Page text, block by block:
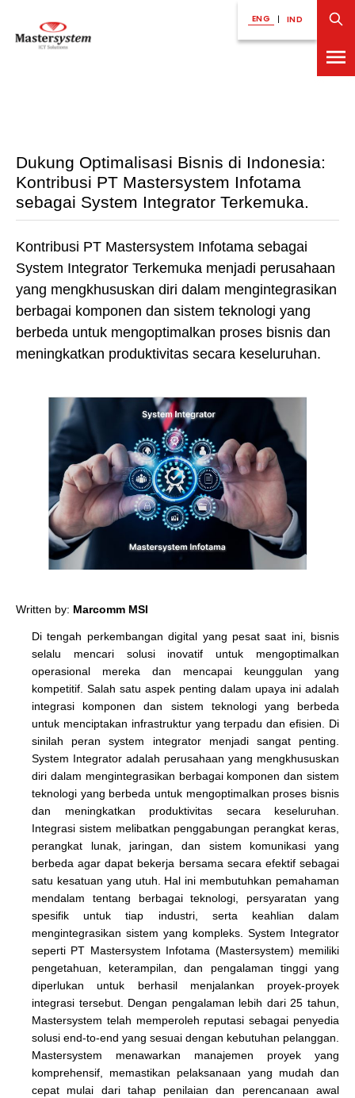
ENG | IND
Dukung Optimalisasi Bisnis di Indonesia:
Kontribusi PT Mastersystem Infotama
sebagai System Integrator Terkemuka.
Kontribusi PT Mastersystem Infotama sebagai
System Integrator Terkemuka menjadi perusahaan
yang mengkhususkan diri dalam mengintegrasikan
berbagai komponen dan sistem teknologi yang
berbeda untuk mengoptimalkan proses bisnis dan
meningkatkan produktivitas secara keseluruhan.
Written by: Marcomm MSI
Di tengah perkembangan digital yang pesat saat ini, bisnis
selalu mencari solusi inovatif untuk mengoptimalkan
operasional mereka dan mencapai keunggulan yang
kompetitif. Salah satu aspek penting dalam upaya ini adalah
integrasi komponen dan sistem teknologi yang berbeda
untuk menciptakan infrastruktur yang terpadu dan efisien. Di
sinilah peran system integrator menjadi sangat penting.
System Integrator adalah perusahaan yang mengkhususkan
diri dalam mengintegrasikan berbagai komponen dan sistem
teknologi yang berbeda untuk mengoptimalkan proses bisnis
dan meningkatkan produktivitas secara keseluruhan.
Integrasi sistem melibatkan penggabungan perangkat keras,
perangkat lunak, jaringan, dan sistem komunikasi yang
berbeda agar dapat bekerja bersama secara efektif sebagai
satu kesatuan yang utuh. Hal ini membutuhkan pemahaman
mendalam tentang berbagai teknologi, persyaratan yang
spesifik untuk tiap industri, serta keahlian dalam
mengintegrasikan sistem yang kompleks. System Integrator
seperti PT Mastersystem Infotama (Mastersystem) memiliki
pengetahuan, keterampilan, dan pengalaman tinggi yang
diperlukan untuk berhasil menjalankan proyek-proyek
integrasi tersebut. Dengan pengalaman lebih dari 25 tahun,
Mastersystem telah memperoleh reputasi sebagai penyedia
solusi end-to-end yang sesuai dengan kebutuhan pelanggan.
Mastersystem menawarkan manajemen proyek yang
komprehensif, memastikan pelaksanaan yang mudah dan
cepat mulai dari tahap penilaian dan perencanaan awal